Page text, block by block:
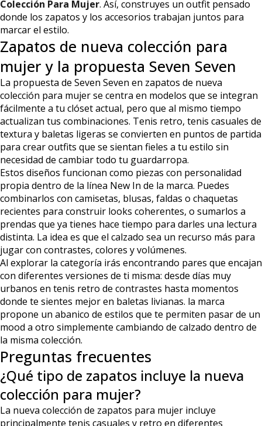
Colección Para Mujer. Así, construyes un outfit pensado
donde los zapatos y los accesorios trabajan juntos para
marcar el estilo.
Zapatos de nueva colección para
mujer y la propuesta Seven Seven
La propuesta de Seven Seven en zapatos de nueva
colección para mujer se centra en modelos que se integran
fácilmente a tu clóset actual, pero que al mismo tiempo
actualizan tus combinaciones. Tenis retro, tenis casuales de
textura y baletas ligeras se convierten en puntos de partida
para crear outfits que se sientan fieles a tu estilo sin
necesidad de cambiar todo tu guardarropa.
Estos diseños funcionan como piezas con personalidad
propia dentro de la línea New In de la marca. Puedes
combinarlos con camisetas, blusas, faldas o chaquetas
recientes para construir looks coherentes, o sumarlos a
prendas que ya tienes hace tiempo para darles una lectura
distinta. La idea es que el calzado sea un recurso más para
jugar con contrastes, colores y volúmenes.
Al explorar la categoría irás encontrando pares que encajan
con diferentes versiones de ti misma: desde días muy
urbanos en tenis retro de contrastes hasta momentos
donde te sientes mejor en baletas livianas. la marca
propone un abanico de estilos que te permiten pasar de un
mood a otro simplemente cambiando de calzado dentro de
la misma colección.
Preguntas frecuentes
¿Qué tipo de zapatos incluye la nueva
colección para mujer?
La nueva colección de zapatos para mujer incluye
principalmente tenis casuales y retro en diferentes